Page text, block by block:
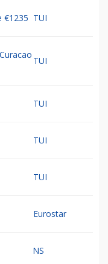
€1235 TUI
TUI
TUI
TUI
TUI
Eurostar
NS